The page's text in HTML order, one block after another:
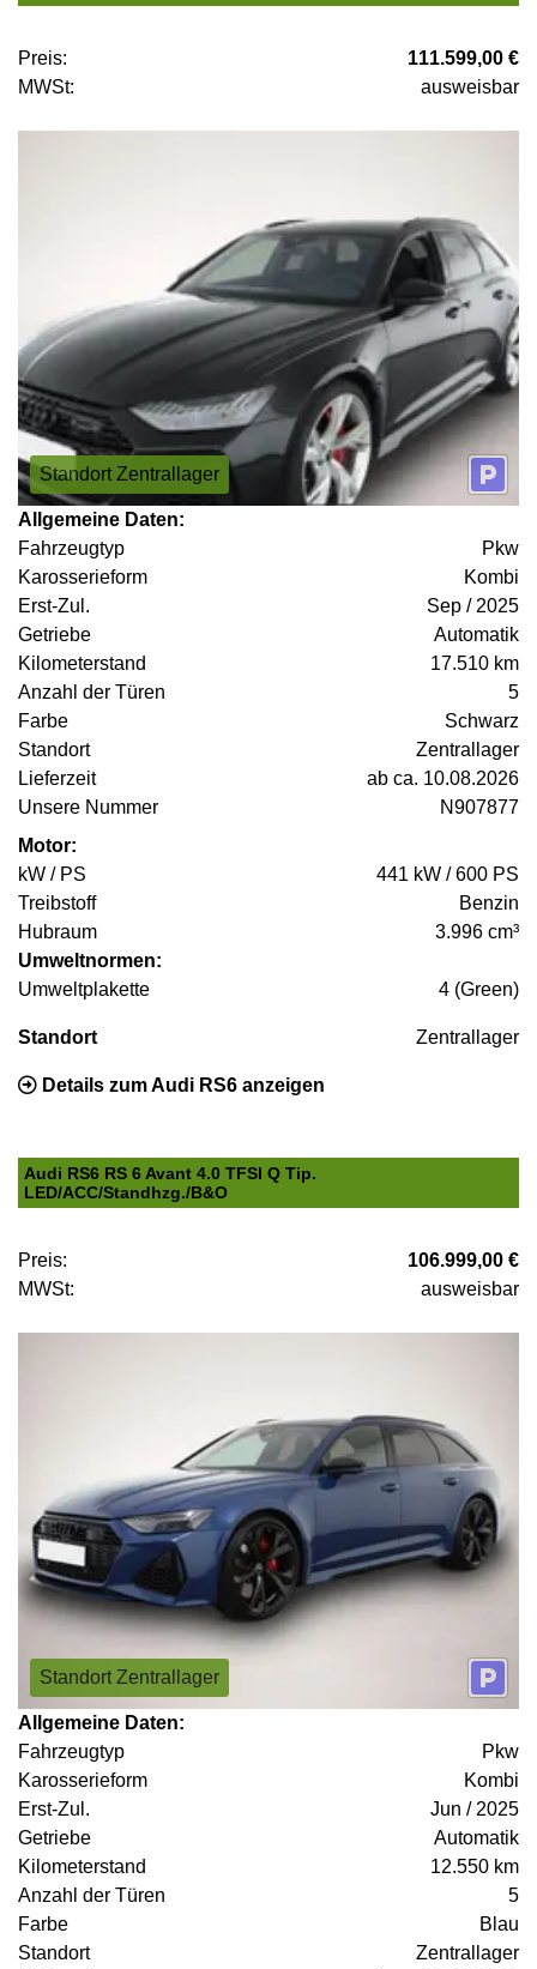
Preis:
111.599,00 €
MWSt:
ausweisbar
Standort Zentrallager
Allgemeine Daten:
Fahrzeugtyp
Pkw
Karosserieform
Kombi
Erst-Zul.
Sep / 2025
Getriebe
Automatik
Kilometerstand
17.510 km
Anzahl der Türen
5
Farbe
Schwarz
Standort
Zentrallager
Lieferzeit
ab ca. 10.08.2026
Unsere Nummer
N907877
Motor:
kW / PS
441 kW / 600 PS
Treibstoff
Benzin
Hubraum
3.996 cm³
Umweltnormen:
Umweltplakette
4 (Green)
Standort Zentrallager
Details zum Audi RS6 anzeigen
Audi RS6 RS 6 Avant 4.0 TFSI Q Tip.
LED/ACC/Standhzg./B&O
Preis:
106.999,00 €
MWSt:
ausweisbar
Standort Zentrallager
Allgemeine Daten:
Fahrzeugtyp
Pkw
Karosserieform
Kombi
Erst-Zul.
Jun / 2025
Getriebe
Automatik
Kilometerstand
12.550 km
Anzahl der Türen
5
Farbe
Blau
Standort
Zentrallager